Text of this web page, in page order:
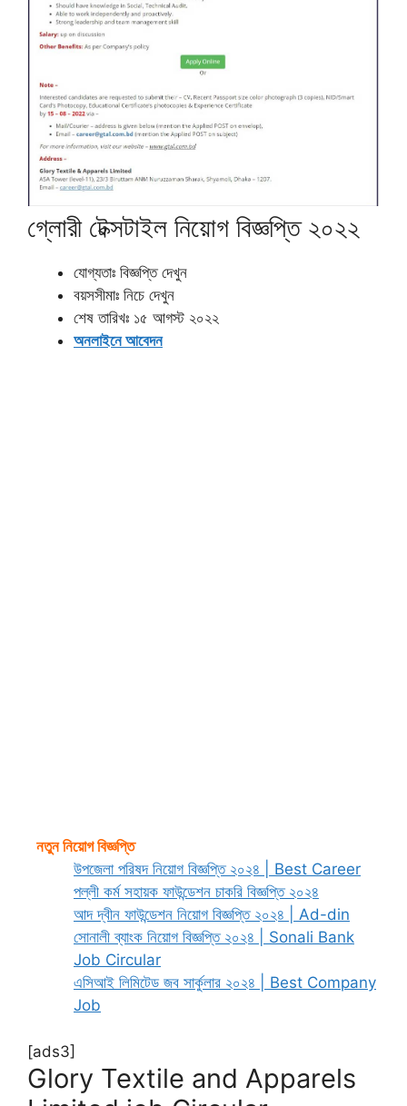
গ্লোরী টেক্সটাইল নিয়োগ বিজ্ঞপ্তি ২০২২
যোগ্যতাঃ বিজ্ঞপ্তি দেখুন
বয়সসীমাঃ নিচে দেখুন
শেষ তারিখঃ ১৫ আগস্ট ২০২২
অনলাইনে আবেদন
নতুন নিয়োগ বিজ্ঞপ্তি
উপজেলা পরিষদ নিয়োগ বিজ্ঞপ্তি ২০২৪ | Best Career
পল্লী কর্ম সহায়ক ফাউন্ডেশন চাকরি বিজ্ঞপ্তি ২০২৪
আদ দ্বীন ফাউন্ডেশন নিয়োগ বিজ্ঞপ্তি ২০২৪ | Ad-din
সোনালী ব্যাংক নিয়োগ বিজ্ঞপ্তি ২০২৪ | Sonali Bank
Job Circular
এসিআই লিমিটেড জব সার্কুলার ২০২৪ | Best Company
Job
[ads3]
Glory Textile and Apparels